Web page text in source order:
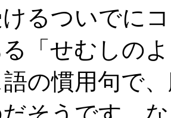
るついでに
「せむしの
の慣用句で